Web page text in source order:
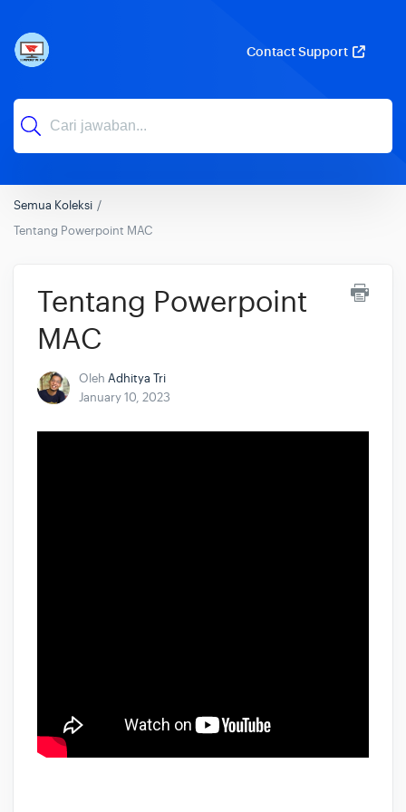
Contact Support
Semua Koleksi
Tentang Powerpoint MAC
Tentang Powerpoint
MAC
Oleh Adhitya Tri
January 10, 2023